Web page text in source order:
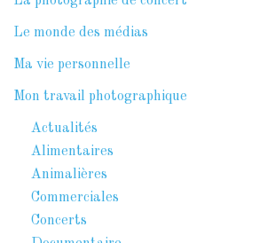
Le monde des médias
Ma vie personnelle
Mon travail photographique
Actualités
Alimentaires
Animalières
Commerciales
Concerts